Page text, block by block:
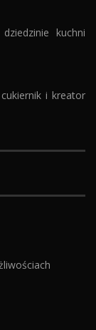
kuchni
i kreator